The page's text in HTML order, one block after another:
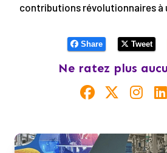
contributions révolutionnaires à
Share Tweet
Ne ratez plus